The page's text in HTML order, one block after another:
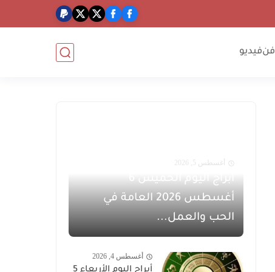
فنفيديو
أغسطس 5, 2026
أبراج اليوم الخميس 6
أغسطس 2026 العامة في
الحب والعمل...
أغسطس 4, 2026